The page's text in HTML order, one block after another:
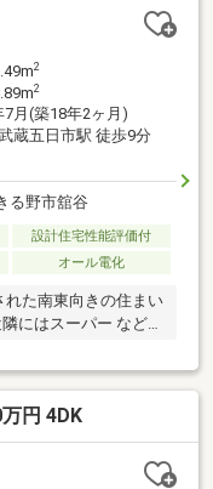
さい！資金計画、住宅
にご案内可能！お気
2
2
7月(築18年2ヶ月)
蔵五日市駅 徒歩9分
る野市舘谷
設計住宅性能評価付
オール電化
れた南東向きの住まい
にはスーパー などの
円 4DK